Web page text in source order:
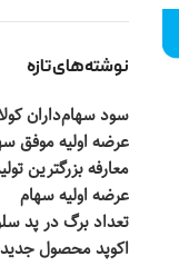
نوشته‌های تازه
سود سهام‌داران
عرضه اولیه موفق
معارفه بزرگترین
عرضه اولیه سهام
تعداد برگ در پد
اکوپد محصول